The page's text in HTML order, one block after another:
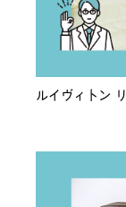
ルイヴィトン